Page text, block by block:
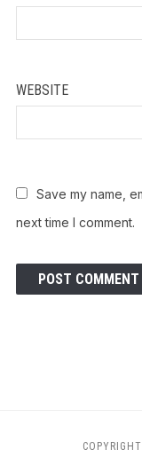
WEBSITE
Save my name,
next time I comment.